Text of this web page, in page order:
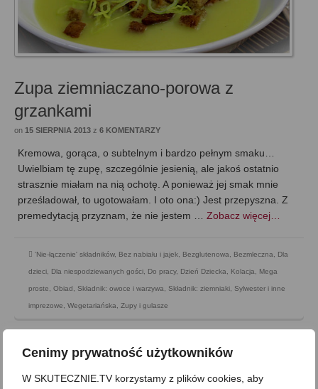
Cenimy prywatność użytkowników
W SKUTECZNIE.TV korzystamy z plików cookies, aby
Zupa ziemniaczano-porowa z
grzankami
on 15 SIERPNIA 2013 z 6 KOMENTARZY
Kremowa, gorąca, o subtelnym i bardzo pełnym smaku…
Uwielbiam tę zupę, szczególnie jesienią, ale jakoś ostatnio
strasznie miałam na nią ochotę. A ponieważ jej smak mnie
prześladował, to ugotowałam. I oto ona:) Jest przepyszna. Z
premedytacją przyznam, że nie jestem … Zobacz więcej…
'Nie-łączenie' składników, Bez nabiału i jajek Bezglutenowa Bezmleczna Dla
dzieci Dla niespodziewanych gości Do pracy, Dzień Dziecka Kolacja Mega
proste Obiad Składnik: owoce i warzywa Składnik: ziemniaki Sylwester i inne
imprezowe Wegetariańska Zupy i gulasze